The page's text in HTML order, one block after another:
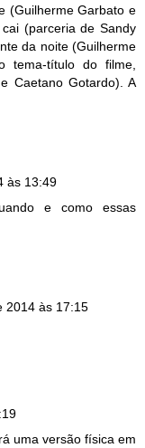
(Guilherme Garbato e
(parceria de Sandy
da noite (Guilherme
tema-título do filme,
Caetano Gotardo). A
às 13:49
e como essas
2014 às 17:15
uma versão física em